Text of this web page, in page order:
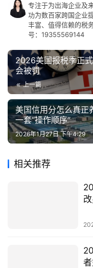
专注于为出海企业及
功为数百家跨国企业
丰富、值得信赖的税
号：19355569144
2026美国报税季正
会被罚
上一篇
美国信用分怎么真正
一套“操作顺序”
2026年1月27日 下午4:29
相关推荐